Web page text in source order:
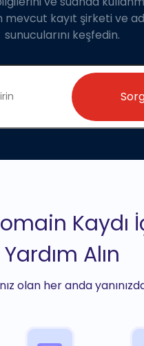
mevcut kayıt şirketi ve ad
sunucularını keşfedin.
Kaydı
Yardım Alın
olan her anda